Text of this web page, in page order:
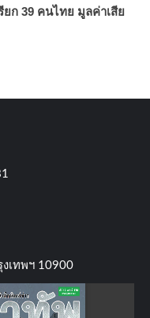
ก 39 คนไทย มูลค่าเสีย
เทพฯ 10900